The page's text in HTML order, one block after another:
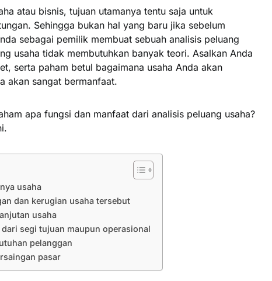
atau bisnis, tujuan utamanya tentu saja untuk
Sehingga bukan hal yang baru jika sebelum
sebagai pemilik membuat sebuah analisis peluang
usaha tidak membutuhkan banyak teori. Asalkan Anda
serta paham betul bagaimana usaha Anda akan
akan sangat bermanfaat.
apa fungsi dan manfaat dari analisis peluang usaha?
usaha
dan kerugian usaha tersebut
usaha
segi tujuan maupun operasional
pelanggan
pasar